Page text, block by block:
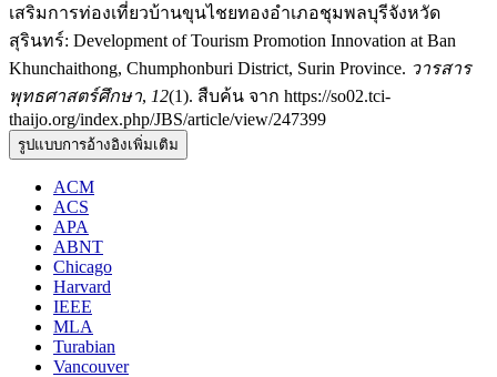
เสริมการท่องเที่ยวบ้านขุนไชยทองอำเภอชุมพลบุรีจังหวัด
สุรินทร์: Development of Tourism Promotion Innovation at Ban
Khunchaithong, Chumphonburi District, Surin Province. วารสาร
พุทธศาสตร์ศึกษา, 12(1). สืบค้น จาก https://so02.tci-
thaijo.org/index.php/JBS/article/view/247399
รูปแบบการอ้างอิงเพิ่มเติม
ACM
ACS
APA
ABNT
Chicago
Harvard
IEEE
MLA
Turabian
Vancouver